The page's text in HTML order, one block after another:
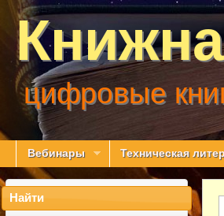
цифровые
Вебинары Техническая
Найти